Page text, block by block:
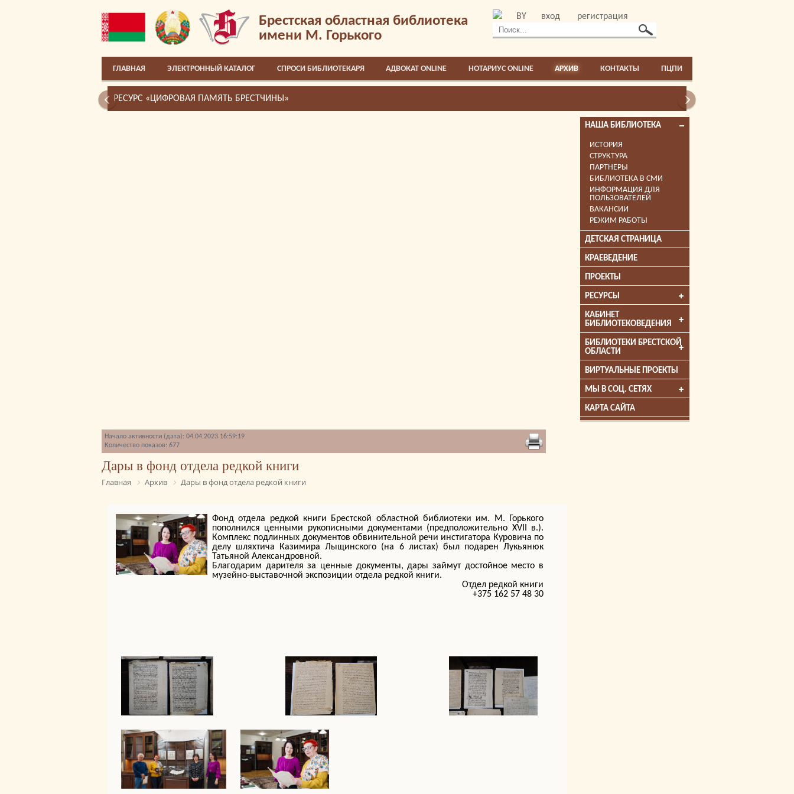
Брестская областная библиотека
имени М. Горького
BY вход регистрация
ГЛАВНАЯ ЭЛЕКТРОННЫЙ КАТАЛОГ СПРОСИ БИБЛИОТЕКАРЯ АДВОКАТ ONLINE НОТАРИУС ONLINE АРХИВ КОНТАКТЫ ПЦПИ
РЕСУРС «ЦИФРОВАЯ ПАМЯТЬ БРЕСТЧИНЫ»
НАША БИБЛИОТЕКА
ИСТОРИЯ
СТРУКТУРА
ПАРТНЕРЫ
БИБЛИОТЕКА В СМИ
ИНФОРМАЦИЯ ДЛЯ
ПОЛЬЗОВАТЕЛЕЙ
ВАКАНСИИ
РЕЖИМ РАБОТЫ
ДЕТСКАЯ СТРАНИЦА
КРАЕВЕДЕНИЕ
ПРОЕКТЫ
РЕСУРСЫ
КАБИНЕТ
БИБЛИОТЕКОВЕДЕНИЯ
БИБЛИОТЕКИ БРЕСТСКОЙ
ОБЛАСТИ
ВИРТУАЛЬНЫЕ ПРОЕКТЫ
МЫ В СОЦ. СЕТЯХ
КАРТА САЙТА
Начало активности (дата): 04.04.2023 16:59:19
Количество показов: 677
Дары в фонд отдела редкой книги
Главная Архив Дары в фонд отдела редкой книги
Фонд отдела редкой книги Брестской областной библиотеки им. М. Горького
пополнился ценными рукописными документами (предположительно XVII в.).
Комплекс подлинных документов обвинительной речи инстигатора Куровича по
делу шляхтича Казимира Лыщинского (на 6 листах) был подарен Лукьянюк
Татьяной Александровной.
Благодарим дарителя за ценные документы, дары займут достойное место в
музейно-выставочной экспозиции отдела редкой книги.
Отдел редкой книги
+375 162 57 48 30